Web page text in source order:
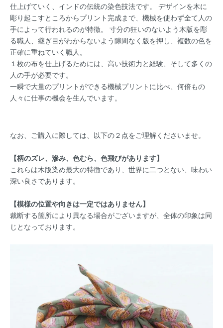
仕上げていく、インドの伝統の染色技法です。 デザインを木に
彫り起こすところからプリント完成まで、機械を使わず全て人の
手によって行われるのが特徴。 寸分の狂いのないよう木版を彫
る職人、継ぎ目がわからないよう隙間なく版を押し、複数の色を
正確に重ねていく職人。
１枚の布を仕上げるためには、高い技術力と経験、そして多くの
人の手が必要です。
一瞬で大量のプリントができる機械プリントに比べ、何倍もの
人々に仕事の機会を生んでいます。
なお、ご購入に際しては、以下の２点をご理解くださいませ。
【柄のズレ、滲み、色むら、色飛びがあります】
これらは木版染め最大の特徴であり、世界に二つとない、味わい
深い良さであります。
【模様の位置や向きは一定ではありません】
裁断する箇所により異なる場合がございますが、全体の印象は同
じとなっております。